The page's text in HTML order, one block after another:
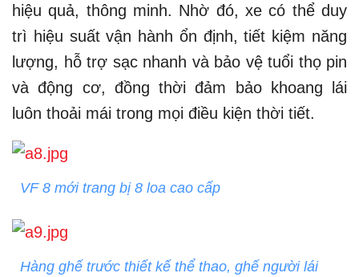
hiệu quả, thông minh. Nhờ đó, xe có thể duy
trì hiệu suất vận hành ổn định, tiết kiệm năng
lượng, hỗ trợ sạc nhanh và bảo vệ tuổi thọ pin
và động cơ, đồng thời đảm bảo khoang lái
luôn thoải mái trong mọi điều kiện thời tiết.
VF 8 mới trang bị 8 loa cao cấp
Hàng ghế trước thiết kế thể thao, ghế người lái